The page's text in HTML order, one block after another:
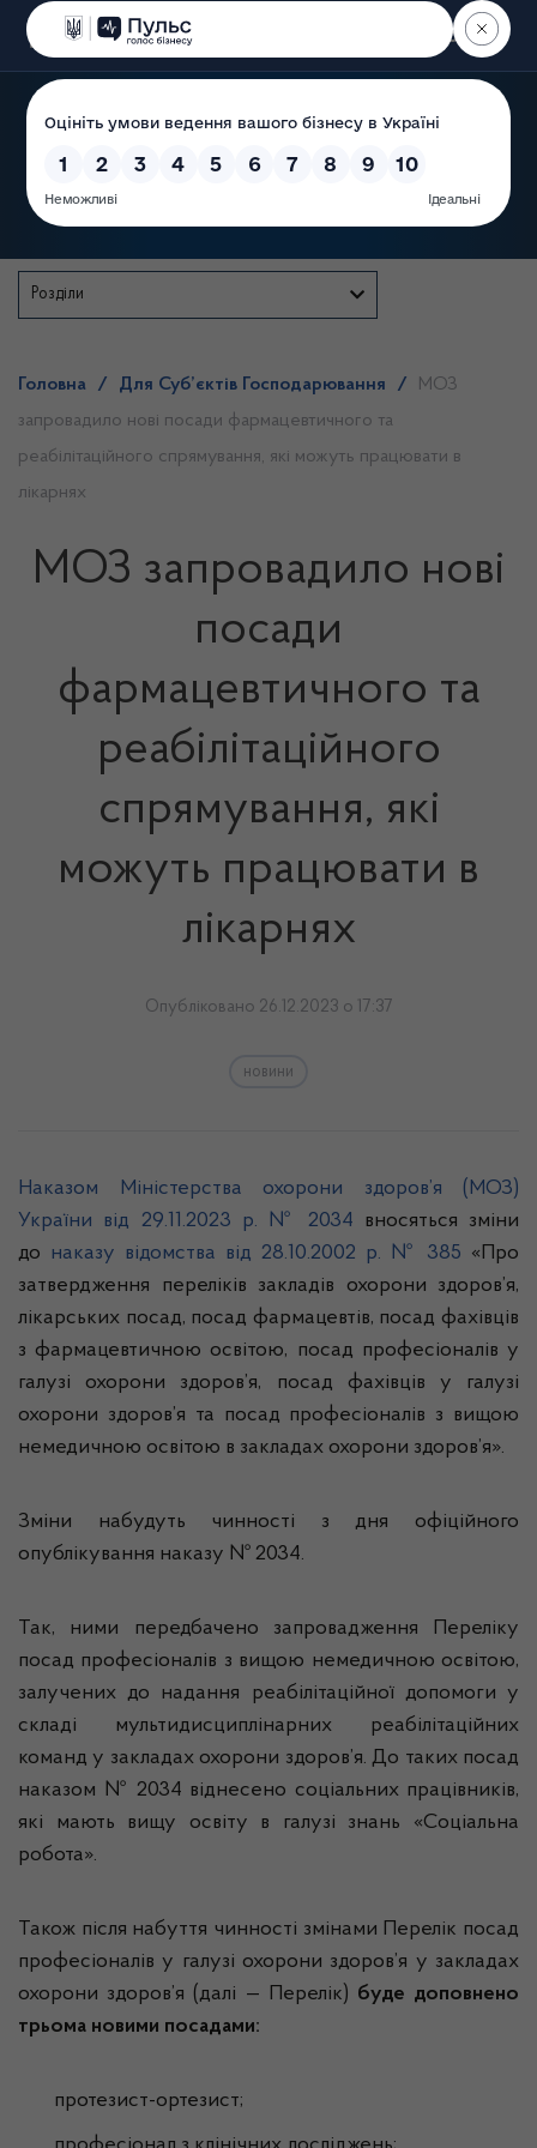
Пошук
Розділи
Головна / Для Суб’єктів Господарювання /
МОЗ
запровадило нові посади фармацевтичного та
реабілітаційного спрямування, які можуть працювати в
лікарнях
МОЗ запровадило нові
посади
фармацевтичного та
реабілітаційного
спрямування, які
можуть працювати в
лікарнях
Опубліковано 26.12.2023 о 17:37
новини
Наказом Міністерства охорони здоров’я (МОЗ)
України від 29.11.2023 р. № 2034
вносяться зміни
до
наказу відомства від 28.10.2002 р. № 385 «Про
затвердження переліків закладів охорони здоров’я,
лікарських посад, посад фармацевтів, посад фахівців
з фармацевтичною освітою, посад професіоналів у
галузі охорони здоров’я, посад фахівців у галузі
охорони здоров’я та посад професіоналів з вищою
немедичною освітою в закладах охорони здоров’я».
Зміни набудуть чинності з дня офіційного
опублікування наказу № 2034.
Так, ними передбачено запровадження Переліку
посад професіоналів з вищою немедичною освітою,
залучених до надання реабілітаційної допомоги у
складі мультидисциплінарних реабілітаційних
команд у закладах охорони здоров’я. До таких посад
наказом № 2034 віднесено соціальних працівників,
які мають вищу освіту в галузі знань «Соціальна
робота».
Також після набуття чинності змінами Перелік посад
професіоналів у галузі охорони здоров’я у закладах
охорони здоров’я (далі — Перелік) буде доповнено
трьома новими посадами:
протезист-ортезист;